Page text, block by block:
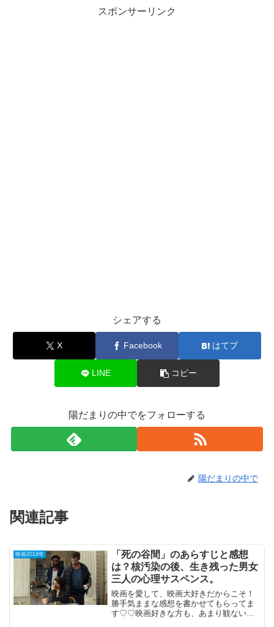
スポンサーリンク
シェアする
X Facebook はてブ
LINE コピー
陽だまりの中でをフォローする
陽だまりの中で
関連記事
映画2018年
「死の谷間」のあらすじと感想
は？核汚染の後、生き残った男女
三人の心理サスペンス。
映画を愛して、映画大好きだからこそ！
勝手気ままな感想を書かせてもらってま
す♡♡映画好きな方も、あまり観ない方